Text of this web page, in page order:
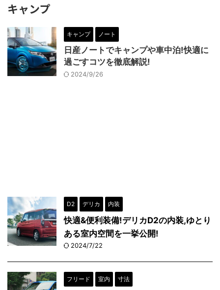
キャンプ
キャンプ ノート
日産ノートでキャンプや車中泊!快適に
過ごすコツを徹底解説!
2024/9/26
D2 デリカ 内装
快適&便利装備!デリカD2の内装,ゆとり
ある室内空間を一挙公開!
2024/7/22
フリード 室内 寸法